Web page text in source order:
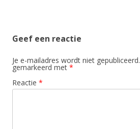
Geef een reactie
Je e-mailadres wordt niet gepubliceerd.
gemarkeerd met *
Reactie *